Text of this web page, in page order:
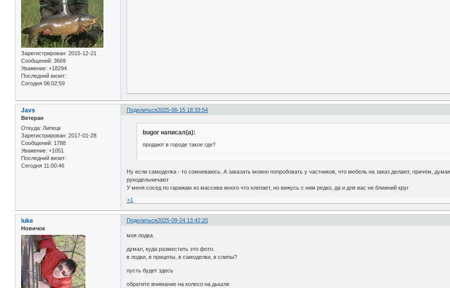
Зарегистрирован: 2015-12-21
Сообщений: 3669
Уважение: +18294
Последний визит:
Сегодня 06:02:59
Поделиться2025-06-15 18:33:54
Javs
Ветеран
Откуда: Липецк
Зарегистрирован: 2017-01-28
Сообщений: 1788
Уважение: +1051
Последний визит:
Сегодня 11:00:46
bugor написал(а):
продают в городе такое где?
Ну если самоделка - то сомневаюсь. А заказать можно попробовать у частников, что мебель на заказ делают, причем,
рукодельничают
У меня сосед по гаражам из массива много что клепает, но вижусь с ним редко, да и для вас не ближний круг
+1
Поделиться2025-09-24 13:42:20
luke
Новичок
моя лодка.
думал, куда разместить это фото.
в лодки, в прицепы, в самоделки, в слипы?
пусть будет здесь
обратите внимание на колесо на дышле